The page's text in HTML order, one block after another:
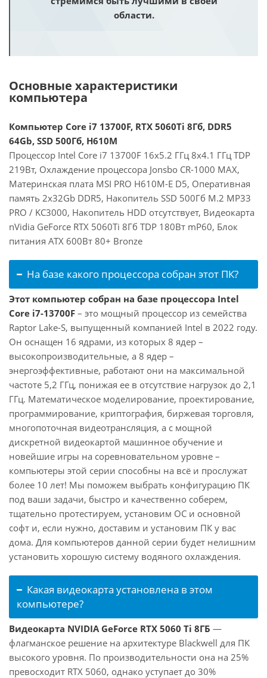
области.
Основные характеристики
компьютера
Компьютер Core i7 13700F, RTX 5060Ti 8Гб, DDR5
64Gb, SSD 500Гб, H610M
Процессор Intel Core i7 13700F 16x5.2 ГГц 8x4.1 ГГц TDP
219Вт, Охлаждение процессора Jonsbo CR-1000 MAX,
Материнская плата MSI PRO H610M-E D5, Оперативная
память 2x32Gb DDR5, Накопитель SSD 500Гб M.2 MP33
PRO / KC3000, Накопитель HDD отсутствует, Видеокарта
nVidia GeForce RTX 5060Ti 8Гб TDP 180Вт mP60, Блок
питания ATX 600Вт 80+ Bronze
На базе какого процессора собран этот ПК?
Этот компьютер собран на базе процессора Intel
Core i7-13700F – это мощный процессор из семейства
Raptor Lake-S, выпущенный компанией Intel в 2022 году.
Он оснащен 16 ядрами, из которых 8 ядер –
высокопроизводительные, а 8 ядер –
энергоэффективные, работают они на максимальной
частоте 5,2 ГГц, понижая ее в отсутствие нагрузок до 2,1
ГГц. Математическое моделирование, проектирование,
программирование, криптография, биржевая торговля,
многопоточная видеотрансляция, а с мощной
дискретной видеокартой машинное обучение и
новейшие игры на соревновательном уровне –
компьютеры этой серии способны на всё и прослужат
более 10 лет! Мы поможем выбрать конфигурацию ПК
под ваши задачи, быстро и качественно соберем,
тщательно протестируем, установим ОС и основной
софт и, если нужно, доставим и установим ПК у вас
дома. Для компьютеров данной серии будет нелишним
установить хорошую систему водяного охлаждения.
Какая видеокарта установлена в этом
компьютере?
Видеокарта NVIDIA GeForce RTX 5060 Ti 8ГБ —
флагманское решение на архитектуре Blackwell для ПК
высокого уровня. По производительности она на 25%
превосходит RTX 5060, однако уступает до 30%